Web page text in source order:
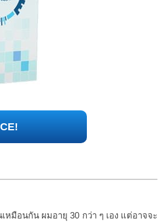
มือนกัน ผมอายุ 30 กว่า ๆ เอง แต่อาจจะ